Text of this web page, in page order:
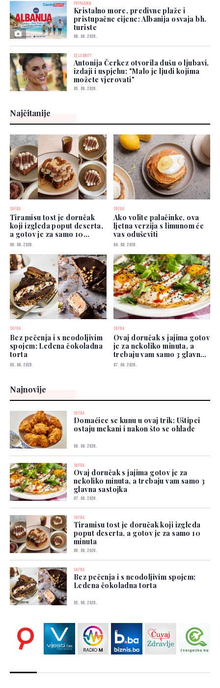
PUTOVANJA
Kristalno more, predivne plaže i
pristupačne cijene: Albanija osvaja bh.
turiste
06. 08. 2026.
CELEBRITY
Antonija Čerkez otvorila dušu o ljubavi,
izdaji i uspjehu: "Malo je ljudi kojima
možete vjerovati"
05. 08. 2026.
Najčitanije
SOFRA
Tiramisu tost je doručak
koji izgleda poput deserta,
a gotov je za samo 10
minuta
06. 08. 2026.
SOFRA
Ako volite palačinke, ova
ljetna verzija s limunom će
vas oduševiti
04. 08. 2026.
SOFRA
Bez pečenja i s neodoljivim
spojem: Ledena čokoladna
torta
05. 08. 2026.
SOFRA
Ovaj doručak s jajima gotov
je za nekoliko minuta, a
trebaju vam samo 3 glavna
sastojka
07. 08. 2026.
Najnovije
SOFRA
Domaćice se kunu u ovaj trik: Uštipci
ostaju mekani i nakon što se ohlade
08. 08. 2026.
SOFRA
Ovaj doručak s jajima gotov je za
nekoliko minuta, a trebaju vam samo 3
glavna sastojka
07. 08. 2026.
SOFRA
Tiramisu tost je doručak koji izgleda
poput deserta, a gotov je za samo 10
minuta
06. 08. 2026.
SOFRA
Bez pečenja i s neodoljivim spojem:
Ledena čokoladna torta
05. 08. 2026.